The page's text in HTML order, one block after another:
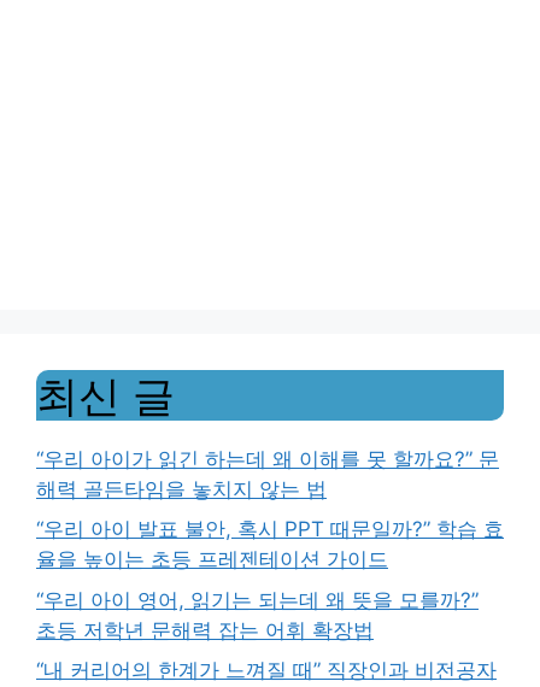
최신 글
“우리 아이가 읽긴 하는데 왜 이해를 못 할까요?” 문
해력 골든타임을 놓치지 않는 법
“우리 아이 발표 불안, 혹시 PPT 때문일까?” 학습 효
율을 높이는 초등 프레젠테이션 가이드
“우리 아이 영어, 읽기는 되는데 왜 뜻을 모를까?”
초등 저학년 문해력 잡는 어휘 확장법
“내 커리어의 한계가 느껴질 때” 직장인과 비전공자